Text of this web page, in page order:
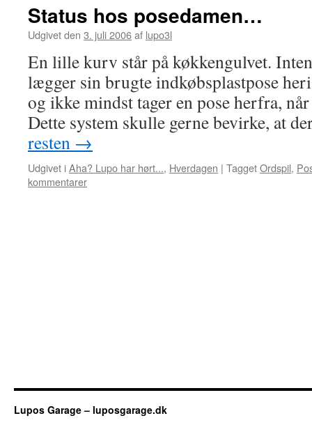
Status hos posedamen…
Udgivet den 3. juli 2006af lupo3l
En lille kurv står på køkkengulvet.
lægger sin brugte indkøbsplastpose
og ikke mindst tager en pose herfra,
Dette system skulle gerne bevirke, at
resten →
Udgivet iAha? Lupo har hørt..., Hverdagen | TaggetOrdspil,
kommentarer
Lupos Garage – luposgarage.dk